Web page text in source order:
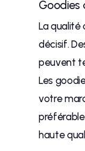
Goodies
La qualité
décisif.
peuvent
Les
votre
haute